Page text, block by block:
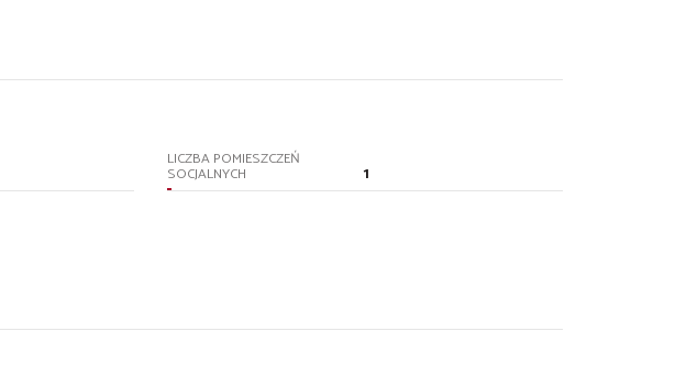
LICZBA POMIESZCZEŃ
SOCJALNYCH 1